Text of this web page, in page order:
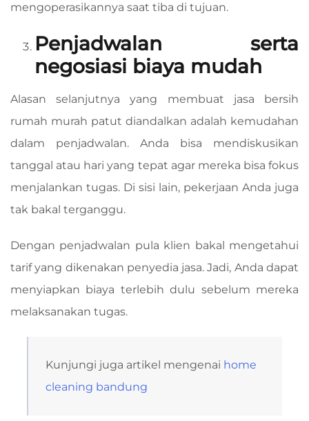
mengoperasikannya saat tiba di tujuan.
Penjadwalan serta
negosiasi biaya mudah
Alasan selanjutnya yang membuat jasa bersih
rumah murah patut diandalkan adalah kemudahan
dalam penjadwalan. Anda bisa mendiskusikan
tanggal atau hari yang tepat agar mereka bisa fokus
menjalankan tugas. Di sisi lain, pekerjaan Anda juga
tak bakal terganggu.
Dengan penjadwalan pula klien bakal mengetahui
tarif yang dikenakan penyedia jasa. Jadi, Anda dapat
menyiapkan biaya terlebih dulu sebelum mereka
melaksanakan tugas.
Kunjungi juga artikel mengenai home
cleaning bandung